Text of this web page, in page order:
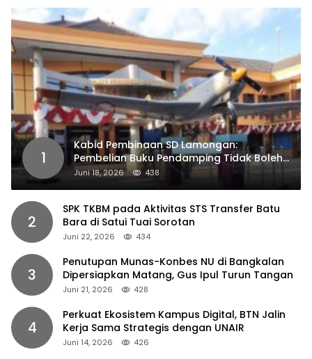
1
Kabid Pembinaan SD Lamongan:
Pembelian Buku Pendamping Tidak Boleh
Dipaksakan
Juni 18, 2026 438
2
SPK TKBM pada Aktivitas STS Transfer Batu
Bara di Satui Tuai Sorotan
Juni 22, 2026 434
3
Penutupan Munas-Konbes NU di Bangkalan
Dipersiapkan Matang, Gus Ipul Turun Tangan
Juni 21, 2026 428
4
Perkuat Ekosistem Kampus Digital, BTN Jalin
Kerja Sama Strategis dengan UNAIR
Juni 14, 2026 426